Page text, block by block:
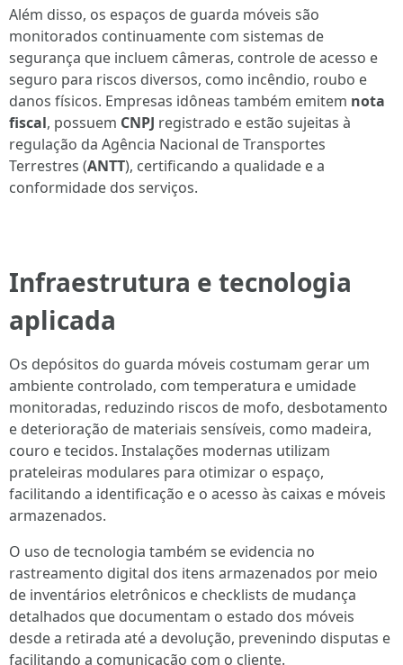
Além disso, os espaços de guarda móveis são
monitorados continuamente com sistemas de
segurança que incluem câmeras, controle de acesso e
seguro para riscos diversos, como incêndio, roubo e
danos físicos. Empresas idôneas também emitem nota
fiscal, possuem CNPJ registrado e estão sujeitas à
regulação da Agência Nacional de Transportes
Terrestres (ANTT), certificando a qualidade e a
conformidade dos serviços.
Infraestrutura e tecnologia
aplicada
Os depósitos do guarda móveis costumam gerar um
ambiente controlado, com temperatura e umidade
monitoradas, reduzindo riscos de mofo, desbotamento
e deterioração de materiais sensíveis, como madeira,
couro e tecidos. Instalações modernas utilizam
prateleiras modulares para otimizar o espaço,
facilitando a identificação e o acesso às caixas e móveis
armazenados.
O uso de tecnologia também se evidencia no
rastreamento digital dos itens armazenados por meio
de inventários eletrônicos e checklists de mudança
detalhados que documentam o estado dos móveis
desde a retirada até a devolução, prevenindo disputas e
facilitando a comunicação com o cliente.